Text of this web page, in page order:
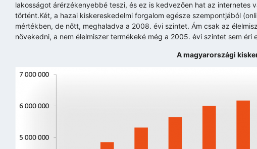
lakosságot árérzékenyebbé teszi, és ez is kedvezően hat az internetes
történt.Két, a hazai kiskereskedelmi forgalom egésze szempontjából
mértékben, de nőtt, meghaladva a 2008. évi szintet. Ám csak az
növekedni, a nem élelmiszer termékeké még a 2005. évi szintet sem éri
A magyarországi